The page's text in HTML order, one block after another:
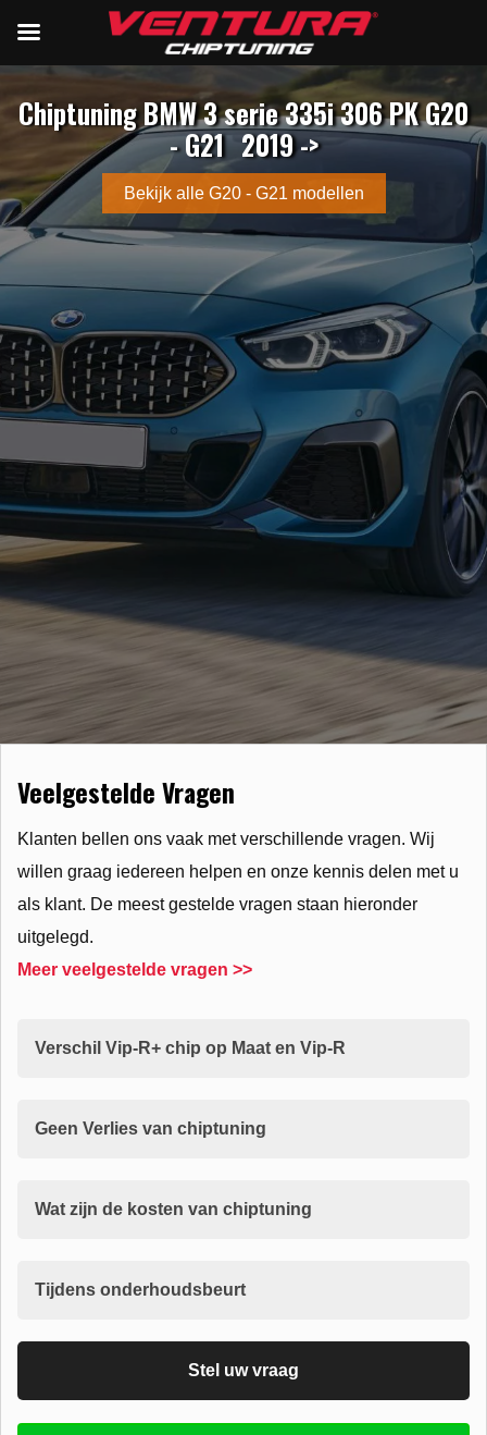
Chiptuning BMW 3 serie 335i 306 PK G20
- G21 2019 ->
Bekijk alle G20 - G21 modellen
Veelgestelde Vragen
Klanten bellen ons vaak met verschillende vragen. Wij
willen graag iedereen helpen en onze kennis delen met u
als klant. De meest gestelde vragen staan hieronder
uitgelegd.
Meer veelgestelde vragen >>
Verschil Vip-R+ chip op Maat en Vip-R
Geen Verlies van chiptuning
Wat zijn de kosten van chiptuning
Tijdens onderhoudsbeurt
Stel uw vraag